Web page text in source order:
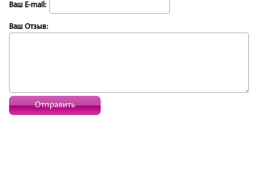
Ваш E-mail:
Ваш Отзыв:
Отправить